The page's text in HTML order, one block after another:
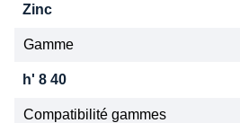
Zinc
Gamme
h' 8 40
Compatibilité gammes